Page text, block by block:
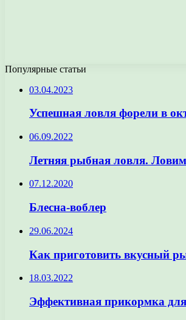
Популярные статьи
03.04.2023
Успешная ловля форели в
06.09.2022
Летняя рыбная ловля.
07.12.2020
Блесна-воблер
29.06.2024
Как приготовить вкусный
18.03.2022
Эффективная прикормка